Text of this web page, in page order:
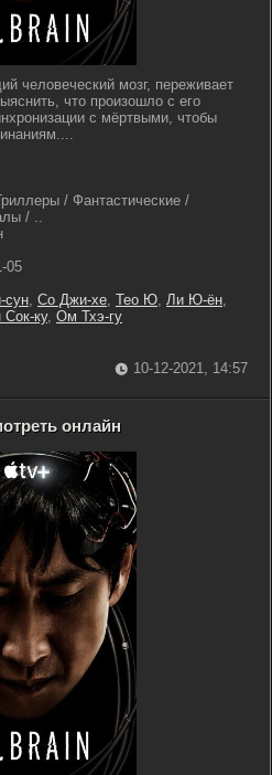
человеческий мозг, переживает
что произошло с его
с мёртвыми, чтобы
/ Фантастические /
/ ..
05
сун, Со Джи-хе, Тео Ю, Ли Ю-ён,
Сок-ку, Ом Тхэ-гу
10-12-2021, 14:57
онлайн